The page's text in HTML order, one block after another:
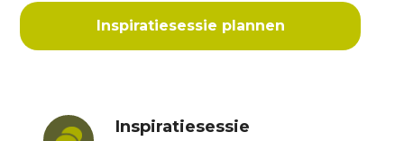
Inspiratiesessie plannen
Inspiratiesessie